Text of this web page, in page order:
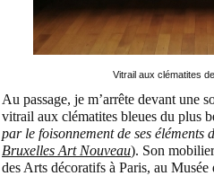
Vitrail aux clématites
Au passage, je m’arrête devant une
vitrail aux clématites bleues du plus
par le foisonnement de ses éléments
Bruxelles Art Nouveau). Son
des Arts décoratifs à Paris, au